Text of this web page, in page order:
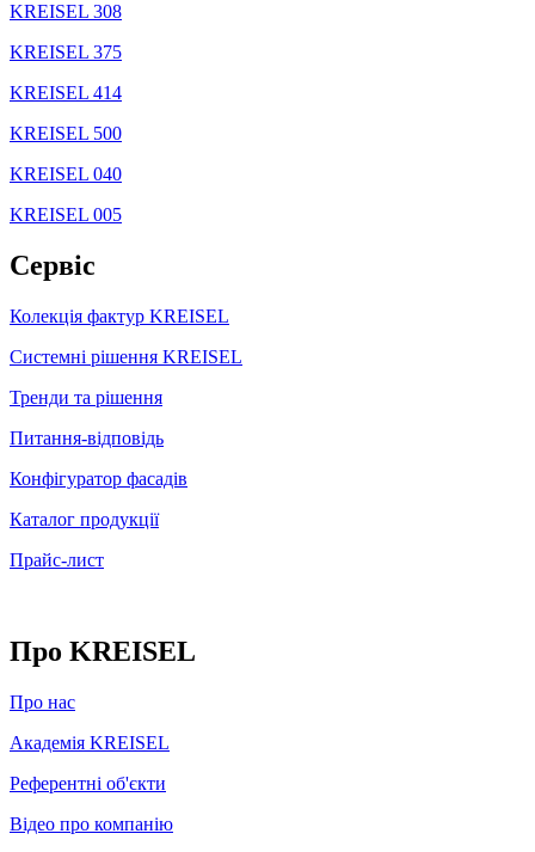
KREISEL 308
KREISEL 375
KREISEL 414
KREISEL 500
KREISEL 040
KREISEL 005
Сервіс
Колекція фактур KREISEL
Системні рішення KREISEL
Тренди та рішення
Питання-відповідь
Конфігуратор фасадів
Каталог продукції
Прайс-лист
Про KREISEL
Про нас
Академія KREISEL
Референтні об'єкти
Відео про компанію